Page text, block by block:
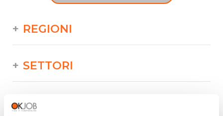
REGIONI
SETTORI
PROFESSION